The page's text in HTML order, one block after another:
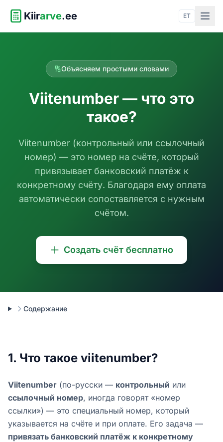
Kiirarve.ee ET
🔢Объясняем простыми словами
Viitenumber — что это
такое?
Viitenumber (контрольный или ссылочный
номер) — это номер на счëте, который
привязывает банковский платёж к
конкретному счëту. Благодаря ему оплата
автоматически сопоставляется с нужным
счëтом.
Создать счëт бесплатно
Содержание
1. Что такое viitenumber?
Viitenumber (по-русски — контрольный или
ссылочный номер, иногда говорят «номер
ссылки») — это специальный номер, который
указывается на счëте и при оплате. Его задача —
привязать банковский платёж к конкретному